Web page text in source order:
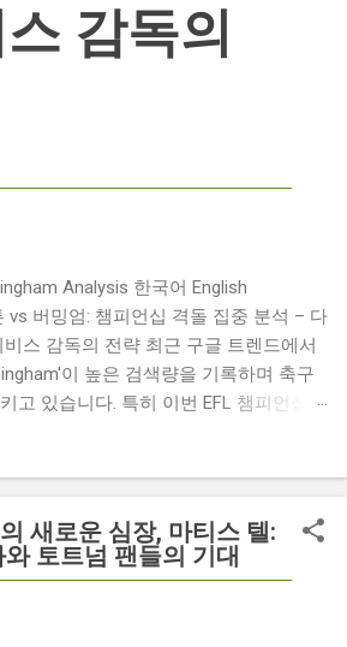
감독의
Analysis 한국어 English
vs 버밍엄: 챔피언십 격돌 집중 분석 – 다
스 감독의 전략 최근 구글 트렌드에서
이 높은 검색량을 기록하며 축구
고 있습니다. 특히 이번 EFL 챔피언십
players set to miss Southampton v
striker Damion Downs : 사우스햄튼과
9명의 선수가 결장할 예정이며, 특히
데미언 다운스의 결장은 사우스햄튼
새로운 심장, 마티스 텔:
토트넘 팬들의 기대